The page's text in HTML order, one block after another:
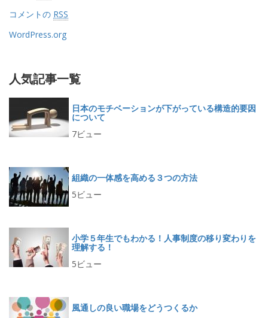
コメントの RSS
WordPress.org
人気記事一覧
日本のモチベーションが下がっている構造的要因
について
7ビュー
組織の一体感を高める３つの方法
5ビュー
小学５年生でもわかる！人事制度の移り変わりを
理解する！
5ビュー
風通しの良い職場をどうつくるか